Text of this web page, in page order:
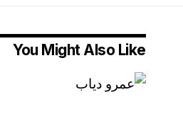
You Might Also Like